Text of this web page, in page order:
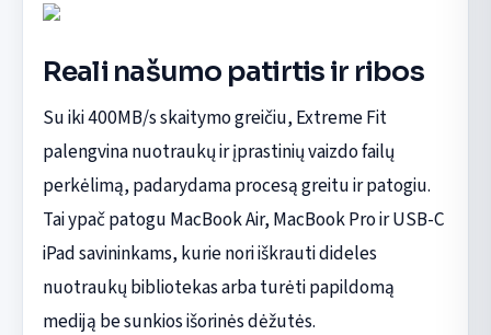
Reali našumo patirtis ir ribos
Su iki 400MB/s skaitymo greičiu, Extreme Fit
palengvina nuotraukų ir įprastinių vaizdo failų
perkėlimą, padarydama procesą greitu ir patogiu.
Tai ypač patogu MacBook Air, MacBook Pro ir USB-C
iPad savininkams, kurie nori iškrauti dideles
nuotraukų bibliotekas arba turėti papildomą
mediją be sunkios išorinės dėžutės.